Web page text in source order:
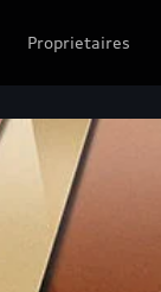
Proprietaires